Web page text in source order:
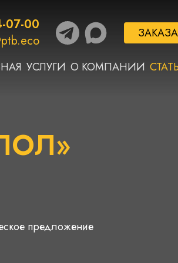
07-00
УСЛУГИ О КОМПАНИИ
предложение